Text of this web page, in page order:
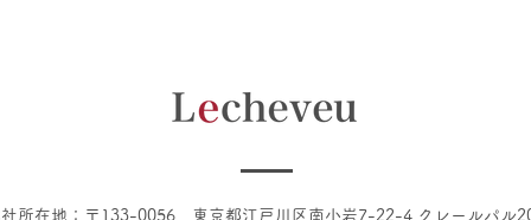
社所在地：〒133-0056 東京都江戸川区南小岩7-22-4 クレールパル